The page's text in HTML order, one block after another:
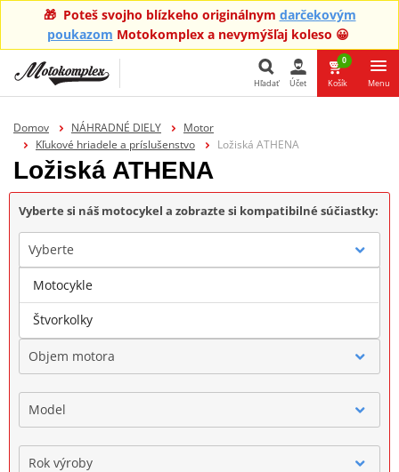
🎁 Poteš svojho blízkeho originálnym darčekovým
poukazom Motokomplex a nevymýšľaj koleso 😀
Hľadať Účet
0
Košík Menu
Domov NÁHRADNÉ DIELY
Motor
Kľukové hriadele a príslušenstvo
Ložiská ATHENA
Ložiská ATHENA
Vyberte si náš motocykel a zobrazte si kompatibilné súčiastky:
Vyberte
Značka
Objem motora
Model
Rok výroby
Motocykle
Štvorkolky